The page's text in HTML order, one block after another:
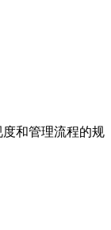
和管理流程的规